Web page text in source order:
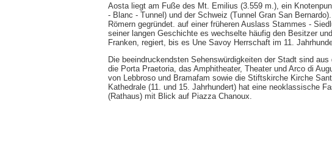
Aosta liegt am Fuße des Mt. Emilius (3.559 m.), ein
- Blanc - Tunnel) und der Schweiz (Tunnel Gran San
Römern gegründet. auf einer früheren Auslass Stammes -
seiner langen Geschichte es wechselte häufig den Besitzer
Franken, regiert, bis es Une Savoy Herrschaft im 11.
Die beeindruckendsten Sehenswürdigkeiten der Stadt sind
die Porta Praetoria, das Amphitheater, Theater und Arco di
von Lebbroso und Bramafam sowie die Stiftskirche Kirche
Kathedrale (11. und 15. Jahrhundert) hat eine neoklassische
(Rathaus) mit Blick auf Piazza Chanoux.